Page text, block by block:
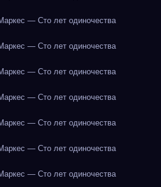
— Сто лет одиночества
— Сто лет одиночества
— Сто лет одиночества
— Сто лет одиночества
— Сто лет одиночества
— Сто лет одиночества
— Сто лет одиночества